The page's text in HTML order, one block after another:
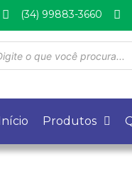
(34) 99883-3660
Produtos